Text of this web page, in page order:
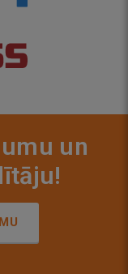
un